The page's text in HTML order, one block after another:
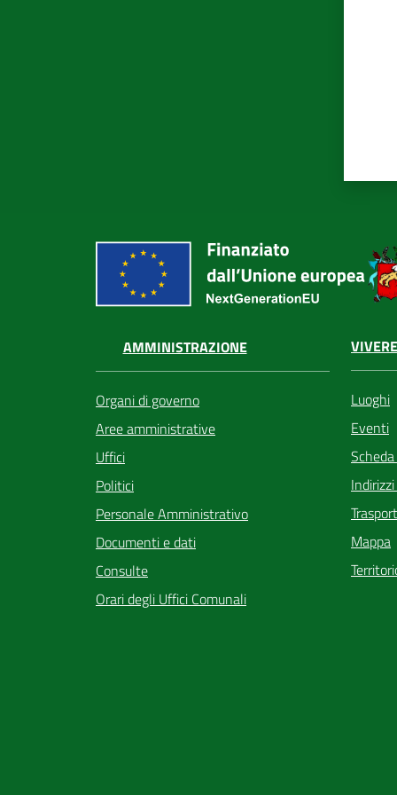
AMMINISTRAZIONE
Organi di governo
Aree amministrative
Uffici
Politici
Personale Amministrativo
Documenti e dati
Consulte
Orari degli Uffici Comunali
Luoghi
Eventi
Mappa